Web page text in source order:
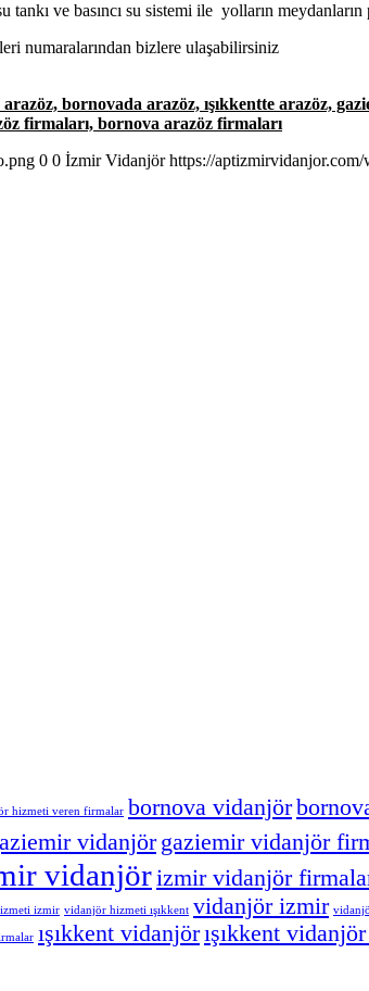
ve basıncı su sistemi ile yolların
numaralarından bizlere ulaşabilirsiniz
bornovada arazöz, ışıkkentte arazöz,
firmaları, bornova arazöz firmaları
0 0 İzmir Vidanjör https://
hizmeti veren firmalar bornova vidanjör
vidanjör gaziemir vidanjör
vidanjörizmir vidanjör
izmir vidanjör hizmeti ışıkkent vidanjör izmir
ışıkkent vidanjörışıkkent